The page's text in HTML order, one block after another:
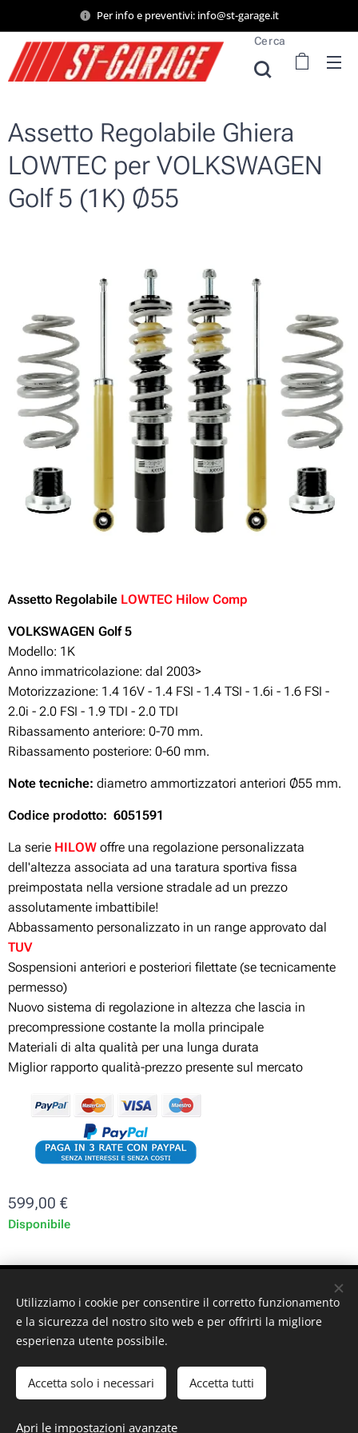
Per info e preventivi: info@st-garage.it
Cerca
Assetto Regolabile Ghiera
LOWTEC per VOLKSWAGEN
Golf 5 (1K) Ø55
Assetto Regolabile LOWTEC Hilow Comp
VOLKSWAGEN Golf 5
Modello: 1K
Anno immatricolazione: dal 2003>
Motorizzazione: 1.4 16V - 1.4 FSI - 1.4 TSI - 1.6i - 1.6 FSI -
2.0i - 2.0 FSI - 1.9 TDI - 2.0 TDI
Ribassamento anteriore: 0-70 mm.
Ribassamento posteriore: 0-60 mm.
Note tecniche: diametro ammortizzatori anteriori Ø55 mm.
Codice prodotto: 6051591
La serie HILOW offre una regolazione personalizzata
dell'altezza associata ad una taratura sportiva fissa
preimpostata nella versione stradale ad un prezzo
assolutamente imbattibile!
Abbassamento personalizzato in un range approvato dal
TUV
Sospensioni anteriori e posteriori filettate (se tecnicamente
permesso)
Nuovo sistema di regolazione in altezza che lascia in
precompressione costante la molla principale
Materiali di alta qualità per una lunga durata
Miglior rapporto qualità-prezzo presente sul mercato
599,00 €
Disponibile
Aggiungi al carrello
10128 - Torino (TO) - P. iva: 10161030019
© 2024 ST-GARAGE All Rights Reserved
Cookies
Utilizziamo i cookie per consentire il corretto funzionamento
e la sicurezza del nostro sito web e per offrirti la migliore
esperienza utente possibile.
Accetta solo i necessari Accetta tutti
Apri le impostazioni avanzate